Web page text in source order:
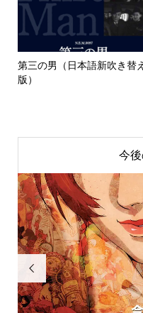
第三の男（日本語新吹き替え
版）
今
